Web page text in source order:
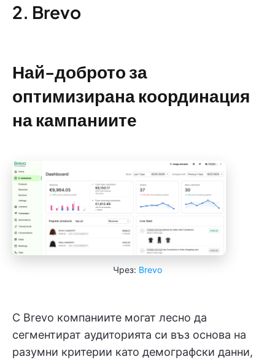
2. Brevo
Най-доброто за
оптимизирана координация
на кампаниите
Чрез: Brevo
С Brevo компаниите могат лесно да
сегментират аудиторията си въз основа на
разумни критерии като демографски данни,